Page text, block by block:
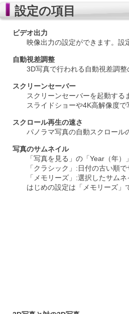
設定の項目
ビデオ出力
映像出力の設定ができます。設
自動視差調整
3D写真で行われる自動視差調整
スクリーンセーバー
スクリーンセーバーを起動する
スライドショーや4K高解像度
スクロール再生の速さ
パノラマ写真の自動スクロール
写真のサムネイル
「写真を見る」の「Year（年
「クラシック」:日付の古い順
「メモリーズ」:選択したサム
はじめの設定は「メモリーズ」